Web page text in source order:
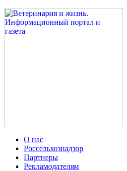
О нас
Россельхознадзор
Партнеры
Рекламодателям